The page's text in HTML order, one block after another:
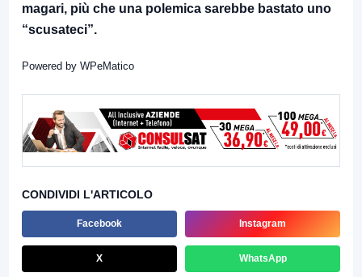
magari, più che una polemica sarebbe bastato uno
“scusateci”.
Powered by WPeMatico
CONDIVIDI L'ARTICOLO
Facebook Instagram
X WhatsApp